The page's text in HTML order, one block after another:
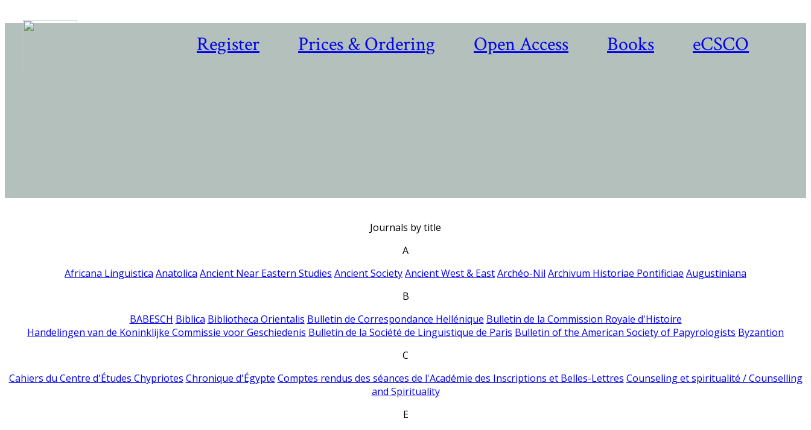
Register Prices & Ordering Open Access Books eCSCO
Journals by title
A
Africana Linguistica Anatolica Ancient Near Eastern Studies Ancient SocietyAncient West & EastArchéo-Nil Archivum Historiae Pontificiae Augustiniana
B
BABESCH Biblica Bibliotheca Orientalis Bulletin de Correspondance Hellénique Bulletin de la Commission Royale d'Histoire
Handelingen van de Koninklijke Commissie voor Geschiedenis Bulletin de la Société de Linguistique de Paris Bulletin of the American Society of Papyrologists Byzantion
C
Cahiers du Centre d'Études Chypriotes Chronique d'Égypte Comptes rendus des séances de l'Académie des Inscriptions et Belles-Lettres Counseling et spiritualité / Counselling
and Spirituality
E